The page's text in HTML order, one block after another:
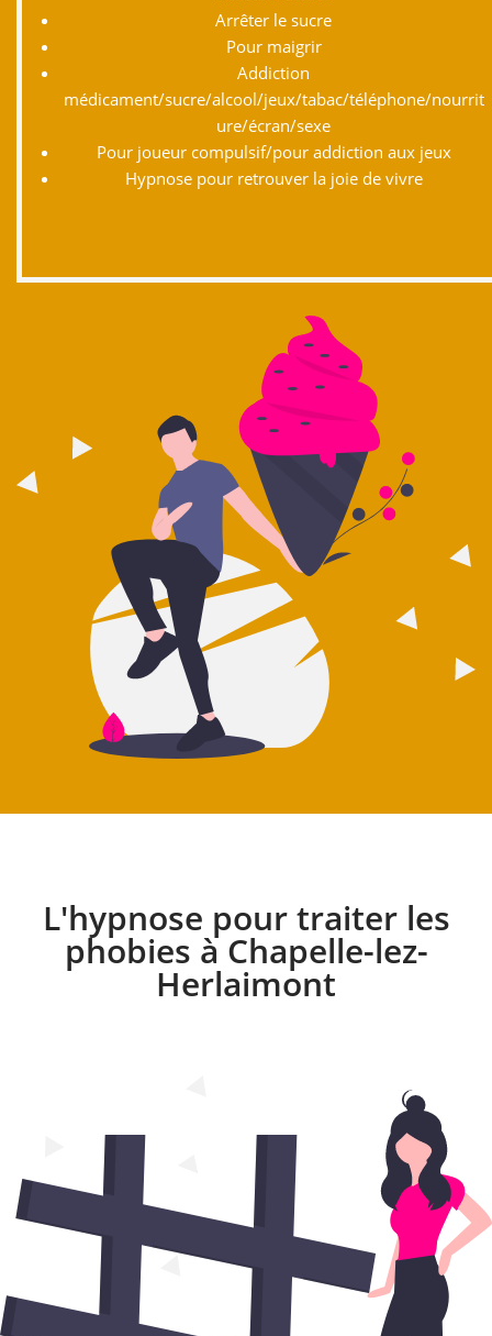
Arrêter le sucre
Pour maigrir
Addiction
médicament/sucre/alcool/jeux/tabac/téléphone/nourrit
ure/écran/sexe
Pour joueur compulsif/pour addiction aux jeux
Hypnose pour retrouver la joie de vivre
L'hypnose pour traiter les
phobies à Chapelle-lez-
Herlaimont